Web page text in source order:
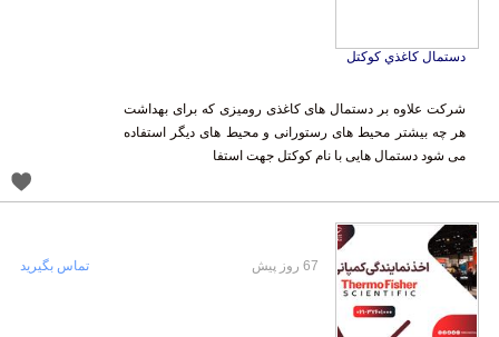
دستمال كاغذي كوكتل
شرکت علاوه بر دستمال های کاغذی رومیزی که برای بهداشت
هر چه بیشتر محیط های رستورانی و محیط های دیگر استفاده
می شود دستمال هایی با نام کوکتل جهت استفا
67 روز پیش تماس بگیرید